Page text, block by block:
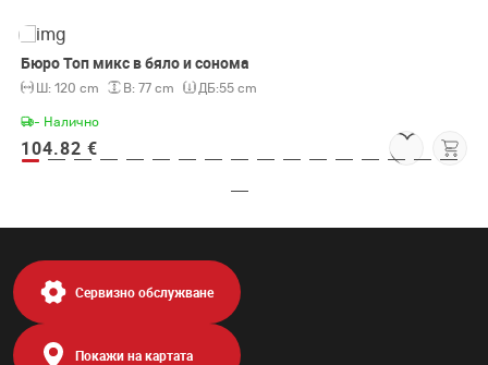
Бюро Топ микс в бяло и сонома
Ш: 120 cm В: 77 cm ДБ:55 cm
- Налично
104.82 €
Сервизно обслужване
Покажи на картата